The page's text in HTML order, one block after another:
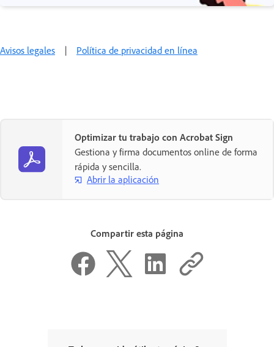
Avisos legales | Política de privacidad en línea
Optimizar tu trabajo con Acrobat Sign
Gestiona y firma documentos online de forma
rápida y sencilla.
Abrir la aplicación
Compartir esta página